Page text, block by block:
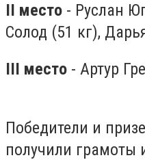
II место - Руслан
Солод (51 кг),
III место - Артур
Победители и
получили грамоты